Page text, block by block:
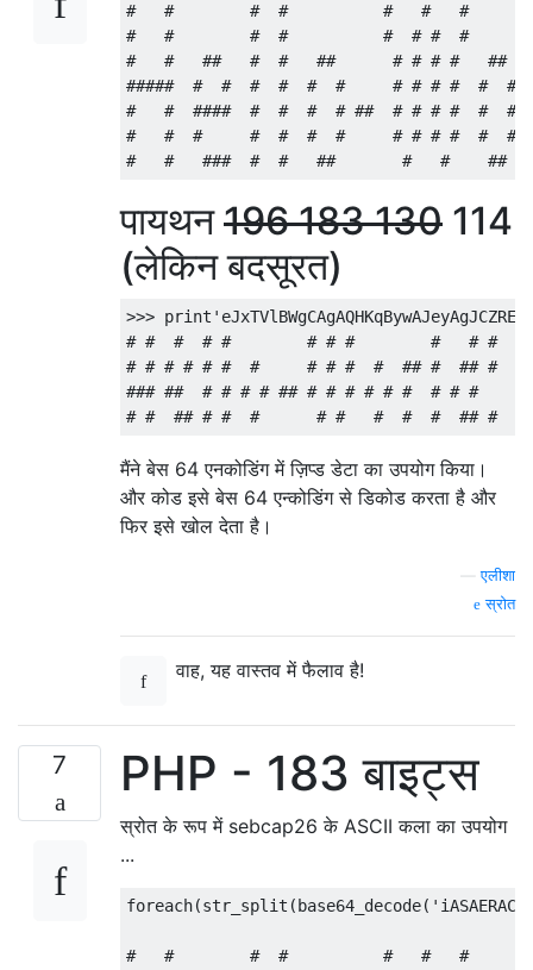
#   #        #  #          #   #   #
#   #        #  #          #  # #  #
#   #   ##   #  #   ##      # # # #   ##
#####  #  #  #  #  #  #     # # # #  #  #
#   #  ####  #  #  #  # ##  # # # #  #  #
#   #  #     #  #  #  #     # # # #  #
पायथन196 183 130 114
(लेकिन बदसूरत)
>>>
# #  #  # #        # # #        #   # #
# # # # # #  #     # # #  #  ## #  ## #
### ##  # # # # ## # # # # # #  # # #
मैंने बेस 64 एनकोडिंग में ज़िप्ड डेटा का उपयोग किया।
और कोड इसे बेस 64 एन्कोडिंग से डिकोड करता है और
फिर इसे खोल देता है।
—एलीशा
स्रोत
वाह, यह वास्तव में फैलाव है!
7 PHP - 183 बाइट्स
स्रोत के रूप में sebcap26 के ASCII कला का उपयोग
...
#   #        #  #          #   #   #